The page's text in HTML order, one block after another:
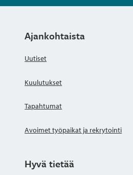
Ajankohtaista
Uutiset
Kuulutukset
Tapahtumat
Avoimet työpaikat ja rekrytointi
Hyvä tietää